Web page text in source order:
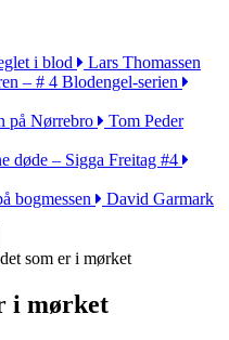
i blod
Lars Thomassen
– # 4 Blodengel-serien
på Nørrebro
Tom Peder
døde – Sigga Freitag #4
bogmessen
David Garmark
som er i mørket
i mørket